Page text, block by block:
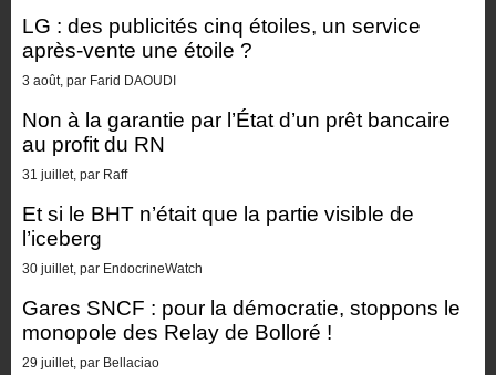
LG : des publicités cinq étoiles, un service
après-vente une étoile ?
3 août, par Farid DAOUDI
Non à la garantie par l’État d’un prêt bancaire
au profit du RN
31 juillet, par Raff
Et si le BHT n’était que la partie visible de
l’iceberg
30 juillet, par EndocrineWatch
Gares SNCF : pour la démocratie, stoppons le
monopole des Relay de Bolloré !
29 juillet, par Bellaciao